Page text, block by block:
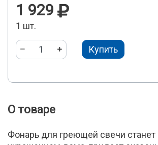
1 929
1 шт.
Купить
О товаре
Фонарь для греющей свечи